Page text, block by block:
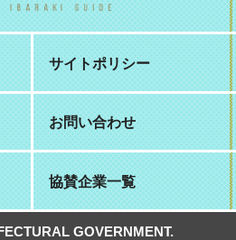
サイトポリシー
お問い合わせ
協賛企業一覧
GOVERNMENT.